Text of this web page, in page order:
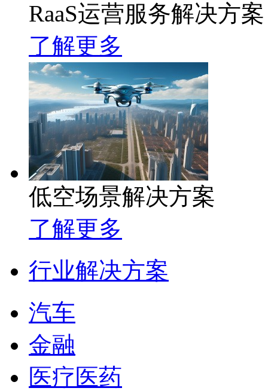
RaaS运营服务解决方案
了解更多
低空场景解决方案
了解更多
行业解决方案
汽车
金融
医疗医药